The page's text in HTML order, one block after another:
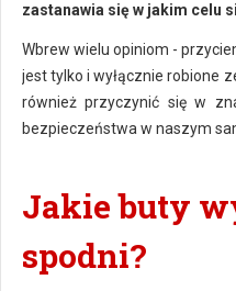
zastanawia się w jakim celu
Wbrew wielu opiniom -
jest tylko i wyłącznie robione
również przyczynić się w
bezpieczeństwa w naszym
Jakie buty
spodni?